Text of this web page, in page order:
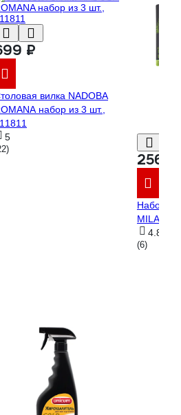
₽
вилка NADOBA
набор из 3 шт.,
5
256 ₽
Набор
MILANO
4.8
(6)